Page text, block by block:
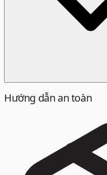
Định dạng chuẩn là
027 2366 3345,
Hướng dẫn an toàn